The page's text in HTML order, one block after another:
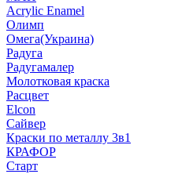
Acrylic Enamel
Олимп
Омега(Украина)
Радуга
Радугамалер
Молотковая краска
Расцвет
Elcon
Сайвер
Краски по металлу 3в1
КРАФОР
Старт